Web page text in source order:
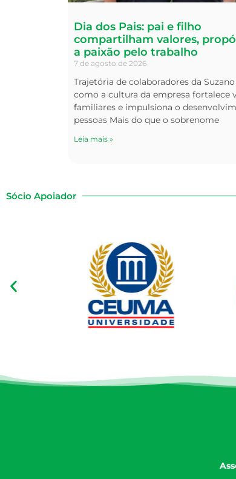
Dia dos Pais: pai e filho
compartilham valores,
a paixão pelo trabalho
7 de agosto de 2026
Trajetória de colaboradores da
como a cultura da empresa fortalece
familiares e impulsiona o
pessoas Mais do que o sobrenome
Leia mais »
Sócio Apoiador